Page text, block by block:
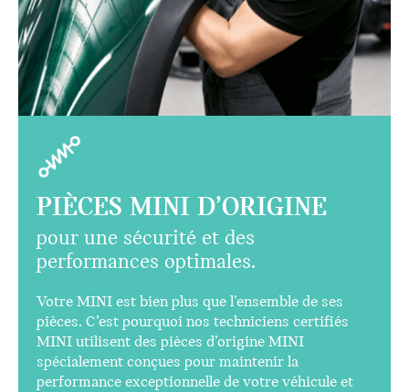
PIÈCES MINI D’ORIGINE
pour une sécurité et des
performances optimales.
Votre MINI est bien plus que l’ensemble de ses
pièces. C’est pourquoi nos techniciens certifiés
MINI utilisent des pièces d’origine MINI
spécialement conçues pour maintenir la
performance exceptionnelle de votre véhicule et